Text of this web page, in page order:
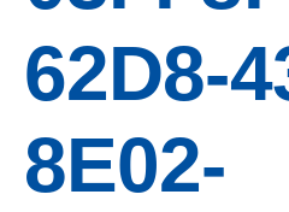
62D8-
8E02-